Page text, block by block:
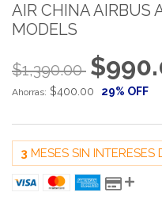
AIR CHINA AIRBUS
MODELS
$1,390.00
Ahorras: $400.00 29% OFF
3 MESES SIN INTERESES